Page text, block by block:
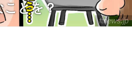
ftnews.jp
ことを？